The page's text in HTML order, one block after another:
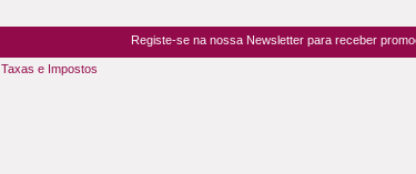
Registe-se na nossa Newsletter para receber
Taxas e Impostos